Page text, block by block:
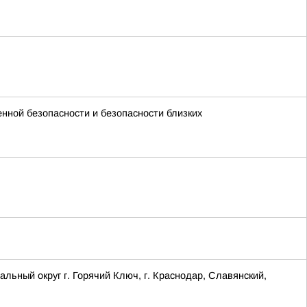
безопасности и безопасности близких
округ г. Горячий Ключ, г. Краснодар, Славянский,